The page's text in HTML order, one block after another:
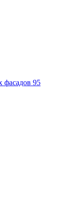
фасадов 95